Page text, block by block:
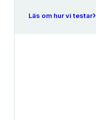
Läs om hur vi testar›